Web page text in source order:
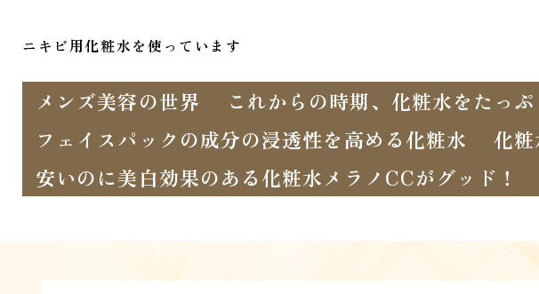
ニキビ用化粧水を使っています
メンズ美容の世界
これからの時期、化粧水をたっ
フェイスパックの成分の浸透性を高める化粧水
化
安いのに美白効果のある化粧水メラノCCがグッド！